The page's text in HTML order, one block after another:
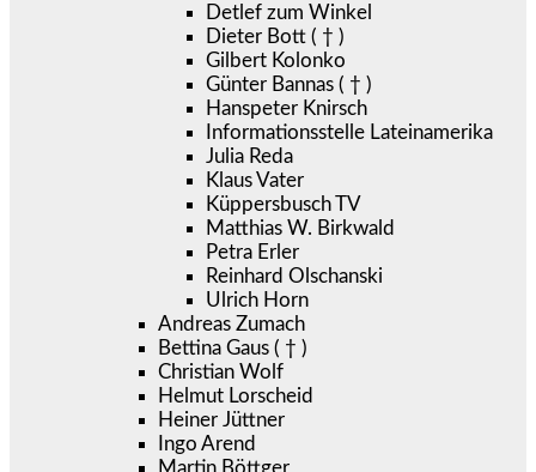
Detlef zum Winkel
Dieter Bott ( † )
Gilbert Kolonko
Günter Bannas ( † )
Hanspeter Knirsch
Informationsstelle Lateinamerika
Julia Reda
Klaus Vater
Küppersbusch TV
Matthias W. Birkwald
Petra Erler
Reinhard Olschanski
Ulrich Horn
Andreas Zumach
Bettina Gaus ( † )
Christian Wolf
Helmut Lorscheid
Heiner Jüttner
Ingo Arend
Martin Böttger